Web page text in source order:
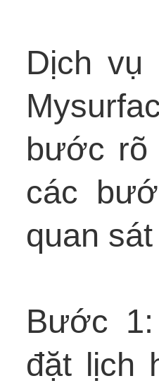
Dịch vụ
bước rõ
các
quan
Bước
đặt lịch